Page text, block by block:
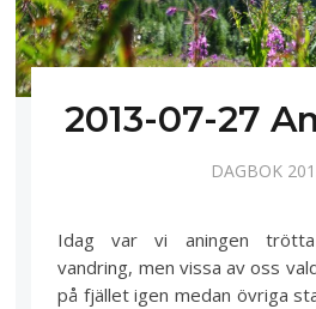
2013-07-27
DAGBOK
Idag var vi aningen
vandring, men vissa av oss
på fjället igen medan övriga